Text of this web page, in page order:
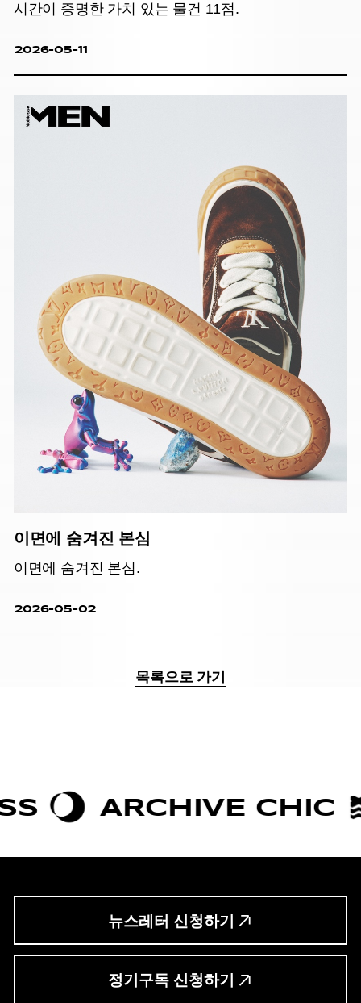
시간이 증명한 가치 있는 물건 11점.
2026-05-11
이면에 숨겨진 본심
이면에 숨겨진 본심.
2026-05-02
목록으로 가기
CHIC
뉴스레터 신청하기
정기구독 신청하기